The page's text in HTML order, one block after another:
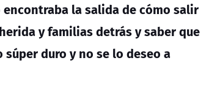
la salida de cómo salir
y familias detrás y saber que
duro y no se lo deseo a